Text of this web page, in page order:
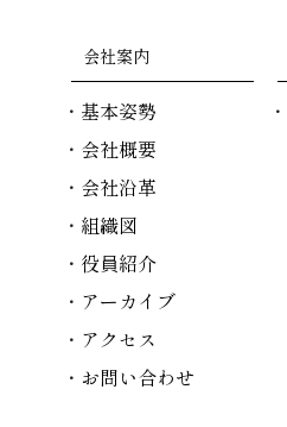
会社案内
基本姿勢
会社概要
会社沿革
組織図
役員紹介
アーカイブ
アクセス
お問い合わせ